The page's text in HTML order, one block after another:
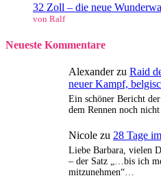
32 Zoll – die neue
von Ralf
Neueste Kommentare
Alexanderzu Raid
neuer Kampf,
Ein schöner Bericht
dem Rennen noch
Nicole zu 28 Tage
Liebe Barbara, vielen
– der Satz „…bis ich
mitzunehmen“…